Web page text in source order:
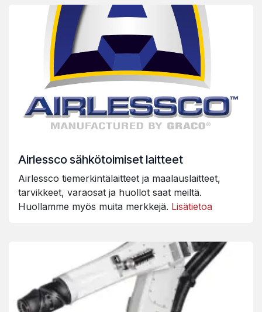
Airlessco sähkötoimiset laitteet
Airlessco tiemerkintälaitteet ja maalauslaitteet,
tarvikkeet, varaosat ja huollot saat meiltä.
Huollamme myös muita merkkejä. Lisätietoa